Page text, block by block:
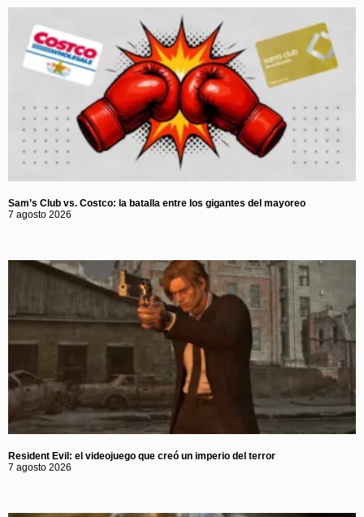
Sam’s Club vs. Costco: la batalla entre los gigantes del mayoreo
7 agosto 2026
Resident Evil: el videojuego que creó un imperio del terror
7 agosto 2026